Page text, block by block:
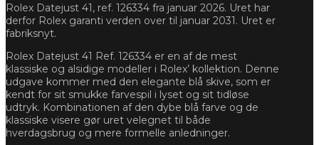
Rolex Datejust 41, ref. 126334 fra januar 2026. Uret har
derfor Rolex garanti verden over til januar 2031. Uret er
fabriksnyt.
Rolex Datejust 41 Ref. 126334 er en af de mest
klassiske og alsidige modeller i Rolex’ kollektion. Denne
udgave kommer med den elegante blå skive, som er
kendt for sit smukke farvespil i lyset og sit tidløse
udtryk. Kombinationen af den dybe blå farve og de
klassiske visere gør uret velegnet til både
hverdagsbrug og mere formelle anledninger.